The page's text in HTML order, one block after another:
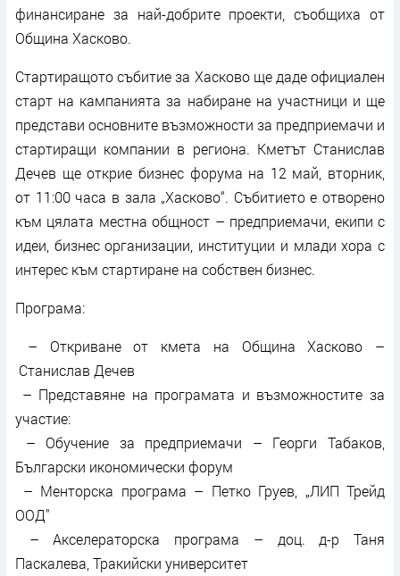
финансиране за най-добрите проекти, съобщиха от
Община Хасково.
Стартиращото събитие за Хасково ще даде официален
старт на кампанията за набиране на участници и ще
представи основните възможности за предприемачи и
стартиращи компании в региона. Кметът Станислав
Дечев ще открие бизнес форума на 12 май, вторник,
от 11:00 часа в зала „Хасково“. Събитието е отворено
към цялата местна общност – предприемачи, екипи с
идеи, бизнес организации, институции и млади хора с
интерес към стартиране на собствен бизнес.
Програма:
– Откриване от кмета на Община Хасково –
Станислав Дечев
– Представяне на програмата и възможностите за
участие:
– Обучение за предприемачи – Георги Табаков,
Български икономически форум
– Менторска програма – Петко Груев, „ЛИП Трейд
ООД"
– Акселераторска програма – доц. д-р Таня
Паскалева, Тракийски университет